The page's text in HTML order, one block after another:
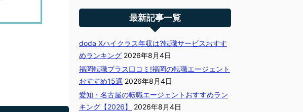
最新記事一覧
doda Xハイクラス年収は?転職サービスおすす
めランキング 2026年8月4日
福岡転職プラス口コミ!福岡の転職エージェント
おすすめ15選 2026年8月4日
愛知・名古屋の転職エージェントおすすめラン
キング【2026】
2026年8月4日